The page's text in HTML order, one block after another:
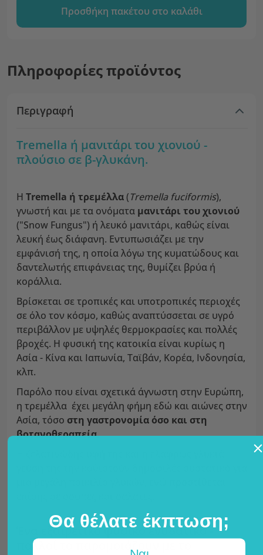
Προσθήκη πακέτου στο καλάθι
Πληροφορίες προϊόντος
Περιγραφή
Tremella ή μανιτάρι του χιονιού -
πλούσιο σε β-γλυκάνη.
Η Tremella ή τρεμέλλα(Tremella fuciformis),
γνωστή και με τα ονόματα μανιτάρι του χιονιού
("Snow Fungus") ή λευκό μανιτάρι, καθώς είναι
λευκή έως διάφανη. Εντυπωσιάζει με την
εμφάνισή της, η οποία λόγω της κυματώδους και
δαντελωτής επιφάνειας της, θυμίζει βρύα ή
κοράλλια.
Βρίσκεται σε τροπικές και υποτροπικές περιοχές
σε όλο τον κόσμο, καθώς αναπτύσσεται σε υγρό
περιβάλλον με υψηλές θερμοκρασίες και πολλές
βροχές. Η φυσική της κατοικία είναι κυρίως η
Ασία - Κίνα και Ιαπωνία, Ταϊβάν, Κορέα, Ινδονησία,
κλπ.
Παρόλο που είναι σχετικά άγνωστη στην Ευρώπη,
η τρεμέλλα έχει μεγάλη φήμη εδώ και αιώνες στην
Ασία, τόσο στη γαστρονομία όσο και στη
βοτανοθεραπεία.
Ένα εξαιρετικό φυσικό ενυδατικό -
πολλοί το παρομοιάζουν με το
Θα θέλατε έκπτωση;